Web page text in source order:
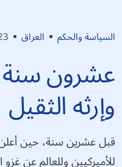
السياسة والحكم العراق
عشرون سنة
وإرثه الثقيل
قبل عشرين سنة، حين
للأميركيين وللعالم عن